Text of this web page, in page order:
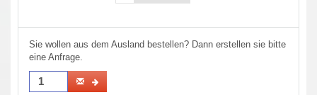
Sie wollen aus dem Ausland bestellen? Dann erstellen sie bitte
eine Anfrage.